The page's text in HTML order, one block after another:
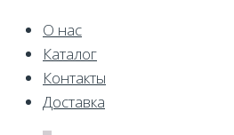
О нас
Каталог
Контакты
Доставка